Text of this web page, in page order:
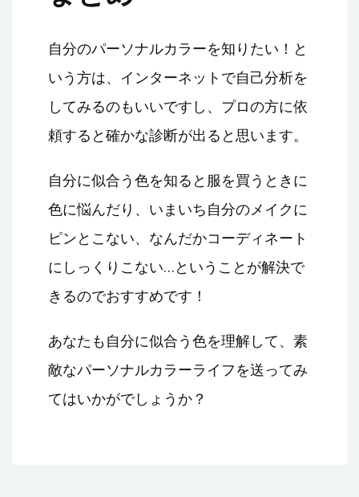
自分のパーソナルカラーを知りたい！と
いう方は、インターネットで自己分析を
してみるのもいいですし、プロの方に依
頼すると確かな診断が出ると思います。
自分に似合う色を知ると服を買うときに
色に悩んだり、いまいち自分のメイクに
ピンとこない、なんだかコーディネート
にしっくりこない…ということが解決で
きるのでおすすめです！
あなたも自分に似合う色を理解して、素
敵なパーソナルカラーライフを送ってみ
てはいかがでしょうか？